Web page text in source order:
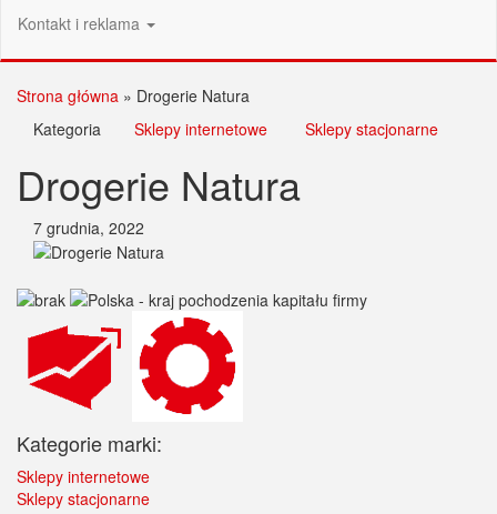
Kontakt i reklama
Strona główna » Drogerie Natura
Kategoria
Sklepy internetowe Sklepy stacjonarne
Drogerie Natura
7 grudnia, 2022
Kategorie marki:
Sklepy internetowe
Sklepy stacjonarne